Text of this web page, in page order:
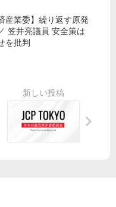
士
で
産業委】繰り返す原発
笠井亮議員 安全策は
を批判